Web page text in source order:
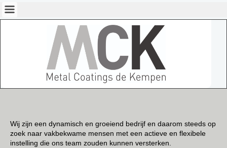
Wij zijn een dynamisch en groeiend bedrijf en daarom steeds op
zoek naar vakbekwame mensen met een actieve en flexibele
instelling die ons team zouden kunnen versterken.